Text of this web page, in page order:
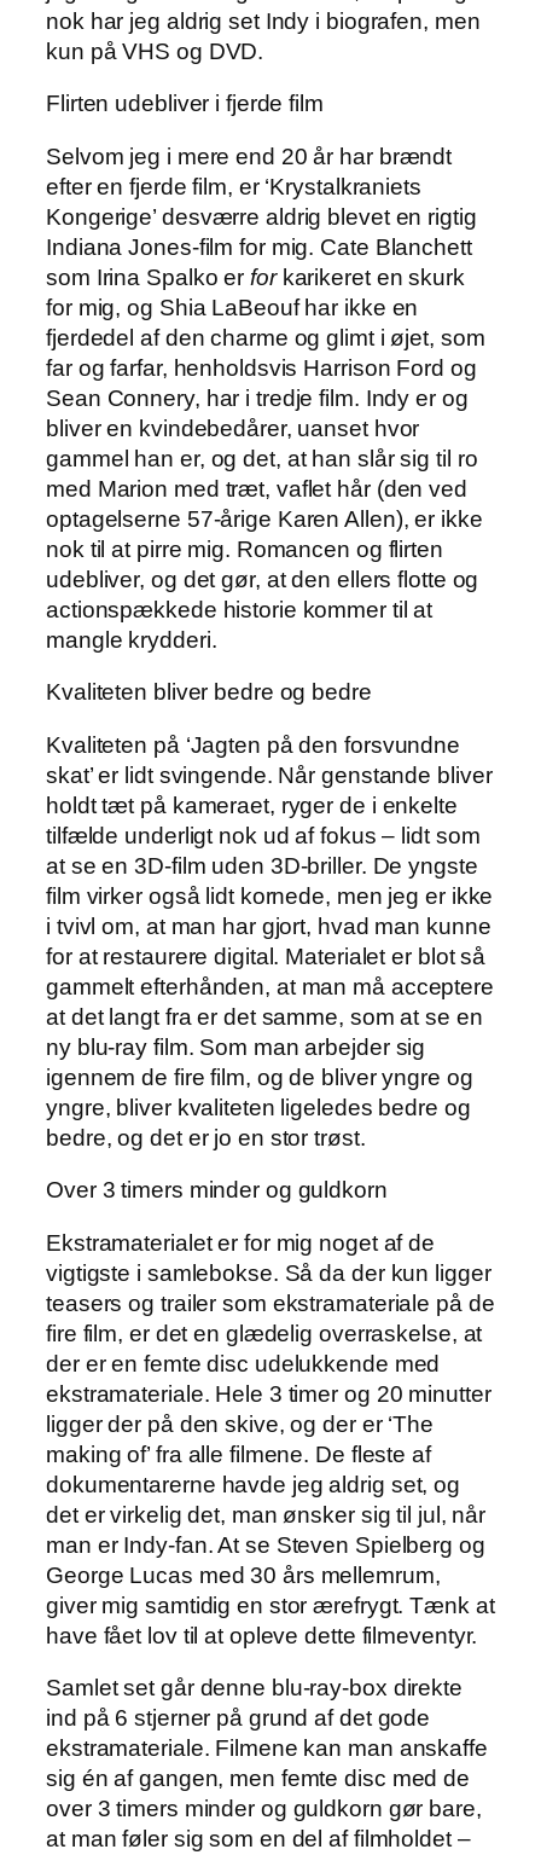
nok har jeg aldrig set Indy i biografen, men
kun på VHS og DVD.
Flirten udebliver i fjerde film
Selvom jeg i mere end 20 år har brændt
efter en fjerde film, er ‘Krystalkraniets
Kongerige’ desværre aldrig blevet en rigtig
Indiana Jones-film for mig. Cate Blanchett
som Irina Spalko er forkarikeret en skurk
for mig, og Shia LaBeouf har ikke en
fjerdedel af den charme og glimt i øjet, som
far og farfar, henholdsvis Harrison Ford og
Sean Connery, har i tredje film. Indy er og
bliver en kvindebedårer, uanset hvor
gammel han er, og det, at han slår sig til ro
med Marion med træt, vaflet hår (den ved
optagelserne 57-årige Karen Allen), er ikke
nok til at pirre mig. Romancen og flirten
udebliver, og det gør, at den ellers flotte og
actionspækkede historie kommer til at
mangle krydderi.
Kvaliteten bliver bedre og bedre
Kvaliteten på ‘Jagten på den forsvundne
skat’ er lidt svingende. Når genstande bliver
holdt tæt på kameraet, ryger de i enkelte
tilfælde underligt nok ud af fokus – lidt som
at se en 3D-film uden 3D-briller. De yngste
film virker også lidt kornede, men jeg er ikke
i tvivl om, at man har gjort, hvad man kunne
for at restaurere digital. Materialet er blot så
gammelt efterhånden, at man må acceptere
at det langt fra er det samme, som at se en
ny blu-ray film. Som man arbejder sig
igennem de fire film, og de bliver yngre og
yngre, bliver kvaliteten ligeledes bedre og
bedre, og det er jo en stor trøst.
Over 3 timers minder og guldkorn
Ekstramaterialet er for mig noget af de
vigtigste i samlebokse. Så da der kun ligger
teasers og trailer som ekstramateriale på de
fire film, er det en glædelig overraskelse, at
der er en femte disc udelukkende med
ekstramateriale. Hele 3 timer og 20 minutter
ligger der på den skive, og der er ‘The
making of’ fra alle filmene. De fleste af
dokumentarerne havde jeg aldrig set, og
det er virkelig det, man ønsker sig til jul, når
man er Indy-fan. At se Steven Spielberg og
George Lucas med 30 års mellemrum,
giver mig samtidig en stor ærefrygt. Tænk at
have fået lov til at opleve dette filmeventyr.
Samlet set går denne blu-ray-box direkte
ind på 6 stjerner på grund af det gode
ekstramateriale. Filmene kan man anskaffe
sig én af gangen, men femte disc med de
over 3 timers minder og guldkorn gør bare,
at man føler sig som en del af filmholdet –